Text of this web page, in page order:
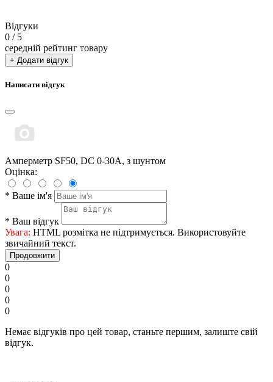
Відгуки
0 / 5
середній рейтинг товару
+ Додати відгук
Написати відгук
Амперметр SF50, DC 0-30А, з шунтом
Оцінка:
* Ваше ім'я
* Ваш відгук
Увага: HTML розмітка не підтримується. Використовуйте
звичайний текст.
Продовжити
0
0
0
0
0
Немає відгуків про цей товар, станьте першим, залиште свій
відгук.